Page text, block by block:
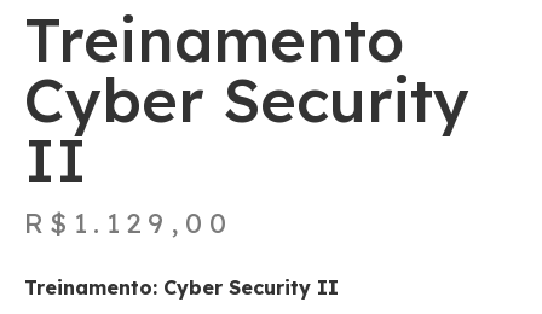
Treinamento
Cyber Security
II
R$ 1.129,00
Treinamento: Cyber Security II